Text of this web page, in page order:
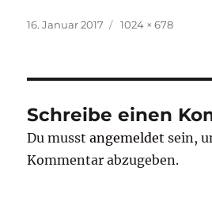
Veröffentlicht
16. Januar 2017 Originalgröße
1024 × 678
Schreibe einen
Du musstangemeldet sein,
Kommentar abzugeben.